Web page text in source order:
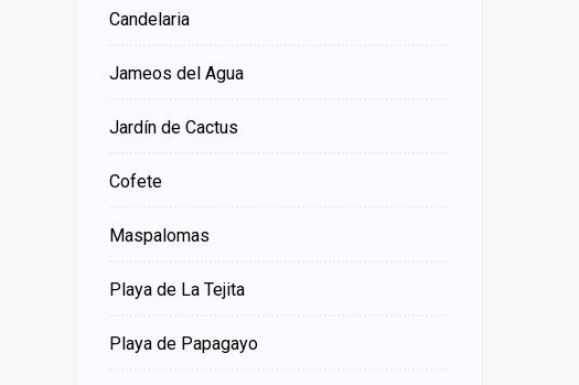
Candelaria
Jameos del Agua
Jardín de Cactus
Cofete
Maspalomas
Playa de La Tejita
Playa de Papagayo